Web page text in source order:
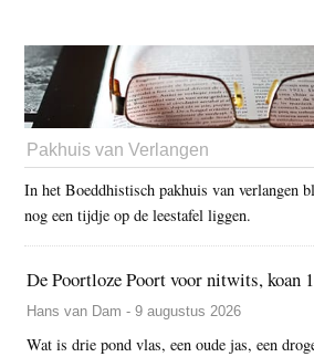
Pakhuis van Verlangen
In het Boeddhistisch pakhuis van verlangen
nog een tijdje op de leestafel liggen.
De Poortloze Poort voor nitwits, koan
Hans van Dam - 9 augustus 2026
Wat is drie pond vlas, een oude jas, een